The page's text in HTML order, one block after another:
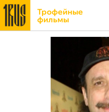
Трофейные
фильмы